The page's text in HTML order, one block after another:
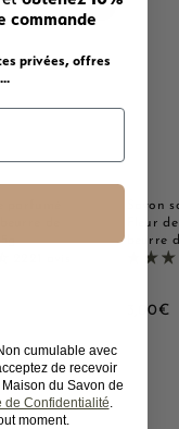
parfumé
de
Savon
Fleur
beurre
3,00€3
commande
privées, offres
cumulable avec
de recevoir
du Savon de
de Confidentialité
moment.